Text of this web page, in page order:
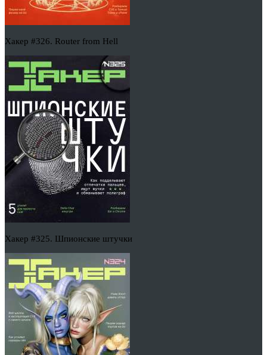
Хакер #326. Router from Hell
Хакер #325. Шпионские штучки